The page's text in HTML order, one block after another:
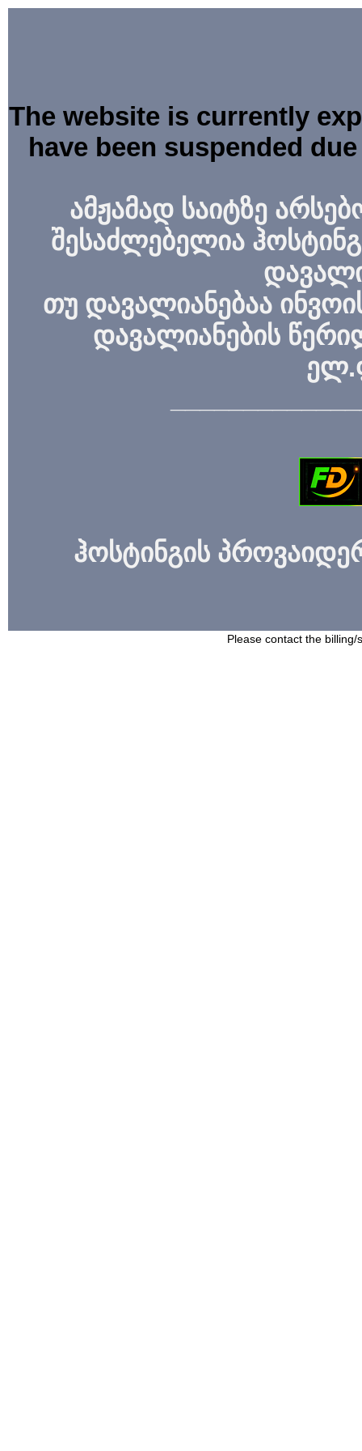
The website is currently
have been suspended
ამჟამად საიტზე
შესაძლებელია
თუ დავალიანებაა
დავალიანების
ჰოსტინგის
Please contact the